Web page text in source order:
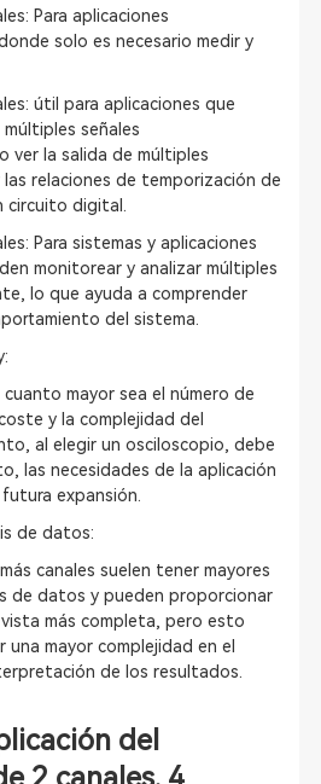
Para aplicaciones
solo es necesario medir y
útil para aplicaciones que
señales
ver la salida de múltiples
relaciones de temporización de
circuito digital.
Para sistemas y aplicaciones
monitorear y analizar múltiples
lo que ayuda a comprender
del sistema.
cuanto mayor sea el número de
y la complejidad del
al elegir un osciloscopio, debe
las necesidades de la aplicación
expansión.
de datos:
canales suelen tener mayores
de datos y pueden proporcionar
más completa, pero esto
mayor complejidad en el
de los resultados.
del